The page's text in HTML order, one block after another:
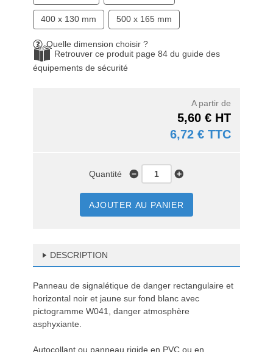
400 x 130 mm 500 x 165 mm
Quelle dimension choisir ?
Retrouver ce produit page 84 du guide des
équipements de sécurité
A partir de
5,60 € HT
6,72 € TTC
Quantité
AJOUTER AU PANIER
DESCRIPTION
Panneau de signalétique de danger rectangulaire et
horizontal noir et jaune sur fond blanc avec
pictogramme W041, danger atmosphère
asphyxiante.
Autocollant ou panneau rigide en PVC ou en